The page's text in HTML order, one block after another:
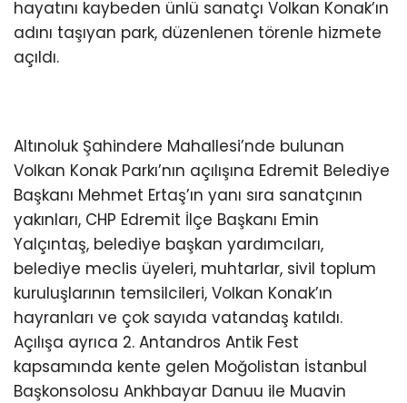
hayatını kaybeden ünlü sanatçı Volkan Konak’ın
adını taşıyan park, düzenlenen törenle hizmete
açıldı.
Altınoluk Şahindere Mahallesi’nde bulunan
Volkan Konak Parkı’nın açılışına Edremit Belediye
Başkanı Mehmet Ertaş’ın yanı sıra sanatçının
yakınları, CHP Edremit İlçe Başkanı Emin
Yalçıntaş, belediye başkan yardımcıları,
belediye meclis üyeleri, muhtarlar, sivil toplum
kuruluşlarının temsilcileri, Volkan Konak’ın
hayranları ve çok sayıda vatandaş katıldı.
Açılışa ayrıca 2. Antandros Antik Fest
kapsamında kente gelen Moğolistan İstanbul
Başkonsolosu Ankhbayar Danuu ile Muavin